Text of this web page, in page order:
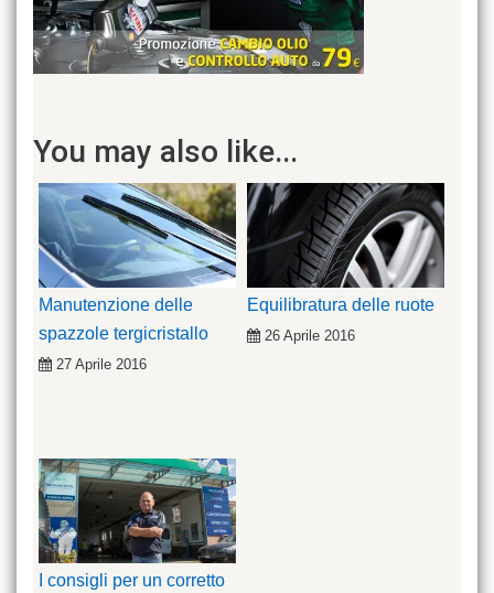
You may also like...
Manutenzione delle
spazzole tergicristallo
27 Aprile 2016
Equilibratura delle ruote
26 Aprile 2016
I consigli per un corretto